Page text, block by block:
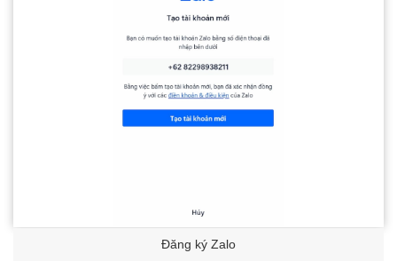
Đăng ký Zalo